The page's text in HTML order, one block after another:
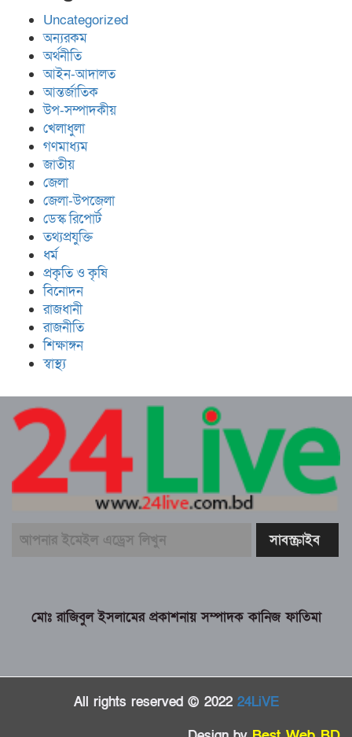
Uncategorized
অন্যরকম
অর্থনীতি
আইন-আদালত
আন্তর্জাতিক
উপ-সম্পাদকীয়
খেলাধুলা
গণমাধ্যম
জাতীয়
জেলা
জেলা-উপজেলা
ডেস্ক রিপোর্ট
তথ্যপ্রযুক্তি
ধর্ম
প্রকৃতি ও কৃষি
বিনোদন
রাজধানী
রাজনীতি
শিক্ষাঙ্গন
স্বাস্থ্য
মোঃ রাজিবুল ইসলামের প্রকাশনায় সম্পাদক কানিজ ফাতিমা
All rights reserved © 2022 24LiVE